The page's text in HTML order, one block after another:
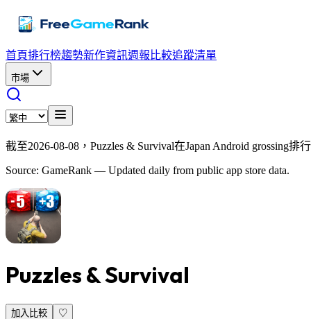
首頁排行榜趨勢新作資訊週報 比較追蹤清單
市場
截至2026-08-08，Puzzles & Survival在Japan Android grossing
Source: GameRank — Updated daily from public app store data.
Puzzles & Survival
加入比較 ♡